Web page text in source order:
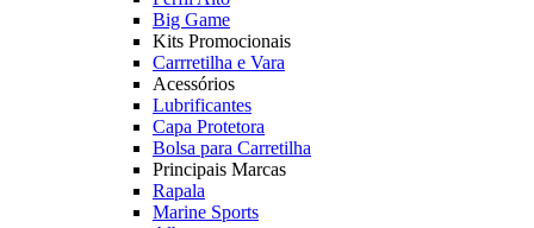
Big Game
Kits Promocionais
Carrretilha e Vara
Acessórios
Lubrificantes
Capa Protetora
Bolsa para Carretilha
Principais Marcas
Rapala
Marine Sports